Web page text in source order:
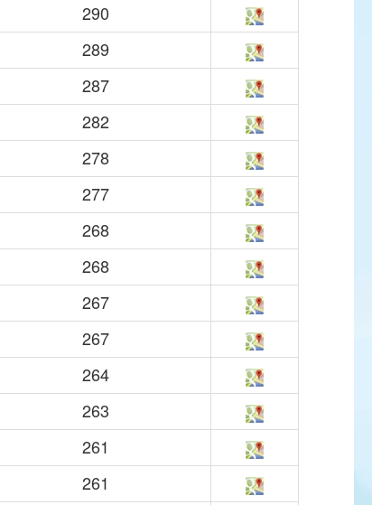
290
289
287
282
278
277
268
268
267
267
264
263
261
261